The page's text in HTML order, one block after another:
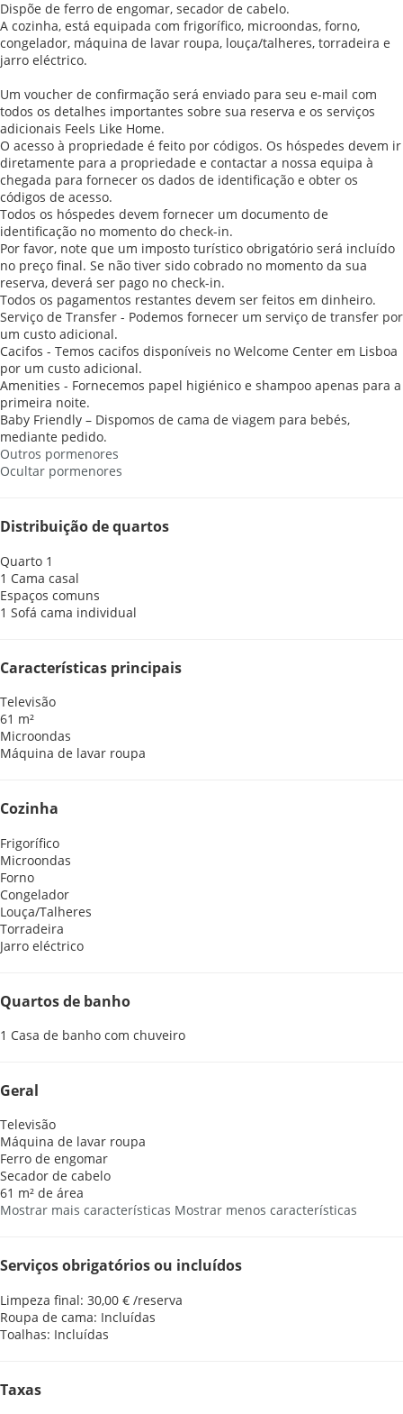
Dispõe de ferro de engomar, secador de cabelo.
A cozinha, está equipada com frigorífico, microondas, forno,
congelador, máquina de lavar roupa, louça/talheres, torradeira e
jarro eléctrico.
Um voucher de confirmação será enviado para seu e-mail com
todos os detalhes importantes sobre sua reserva e os serviços
adicionais Feels Like Home.
O acesso à propriedade é feito por códigos. Os hóspedes devem ir
diretamente para a propriedade e contactar a nossa equipa à
chegada para fornecer os dados de identificação e obter os
códigos de acesso.
Todos os hóspedes devem fornecer um documento de
identificação no momento do check-in.
Por favor, note que um imposto turístico obrigatório será incluído
no preço final. Se não tiver sido cobrado no momento da sua
reserva, deverá ser pago no check-in.
Todos os pagamentos restantes devem ser feitos em dinheiro.
Serviço de Transfer - Podemos fornecer um serviço de transfer por
um custo adicional.
Cacifos - Temos cacifos disponíveis no Welcome Center em Lisboa
por um custo adicional.
Amenities - Fornecemos papel higiénico e shampoo apenas para a
primeira noite.
Baby Friendly – Dispomos de cama de viagem para bebés,
mediante pedido.
Outros pormenores
Ocultar pormenores
Distribuição de quartos
Quarto 1
1 Cama casal
Espaços comuns
1 Sofá cama individual
Características principais
Televisão
61 m²
Microondas
Máquina de lavar roupa
Cozinha
Frigorífico
Microondas
Forno
Congelador
Louça/Talheres
Torradeira
Jarro eléctrico
Quartos de banho
1 Casa de banho com chuveiro
Geral
Televisão
Máquina de lavar roupa
Ferro de engomar
Secador de cabelo
61 m² de área
Mostrar mais características Mostrar menos características
Serviços obrigatórios ou incluídos
Limpeza final: 30,00 € /reserva
Roupa de cama: Incluídas
Toalhas: Incluídas
Taxas